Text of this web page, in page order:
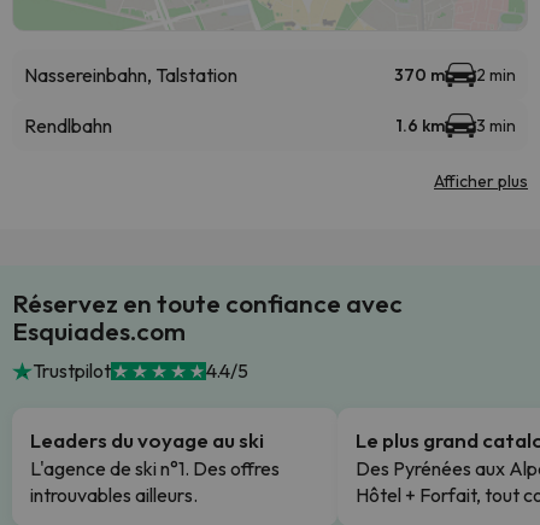
Nassereinbahn, Talstation 370 m 2 min
Rendlbahn 1.6 km 3 min
Afficher plus
Réservez en toute confiance avec
Esquiades.com
Trustpilot 4.4/5
Leaders du voyage au ski
L'agence de ski n°1. Des offres
introuvables ailleurs.
Le plus grand
Des Pyrénées aux
Hôtel + Forfait, tout